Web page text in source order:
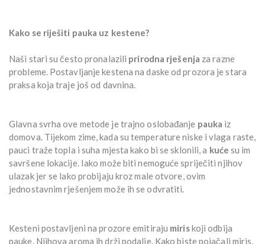
Kako se riješiti pauka uz kestene?
Naši stari su često pronalazili prirodna rješenja za razne
probleme. Postavljanje kestena na daske od prozora je stara
praksa koja traje još od davnina.
Glavna svrha ove metode je trajno oslobađanje pauka iz
domova. Tijekom zime, kada su temperature niske i vlaga raste,
pauci traže topla i suha mjesta kako bi se sklonili, a kuće su im
savršene lokacije. Iako može biti nemoguće spriječiti njihov
ulazak jer se lako probijaju kroz male otvore, ovim
jednostavnim rješenjem može ih se odvratiti.
Kesteni postavljeni na prozore emitiraju miriskoji odbija
pauke. Njihova aroma ih drži podalje. Kako biste pojačali miris,